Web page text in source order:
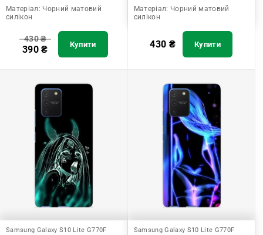
Матеріал: Чорний матовий
силікон
430₴
390₴ Купити
Матеріал: Чорний матовий
силікон
430 ₴ Купити
Samsung Galaxy S10 Lite G770F Samsung Galaxy S10 Lite G770F